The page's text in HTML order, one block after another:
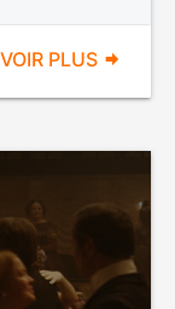
VOIR PLUS